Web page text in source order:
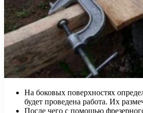
На боковых поверхностях
будет проведена работа. Их
После чего с помощью